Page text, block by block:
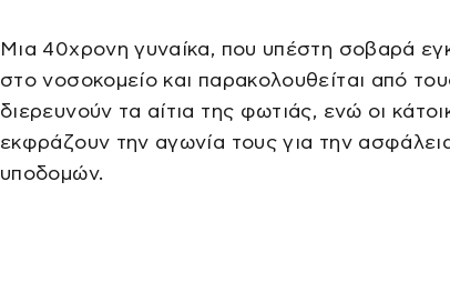
Μια 40χρονη γυναίκα, που υπέστη σοβαρά
στο νοσοκομείο και παρακολουθείται από
διερευνούν τα αίτια της φωτιάς, ενώ οι
εκφράζουν την αγωνία τους για την
υποδομών.